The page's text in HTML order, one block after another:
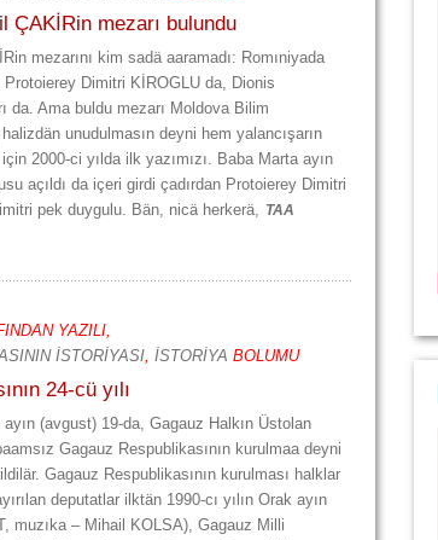
ÇAKİRin mezarı bulundu
mezarını kim sadä aaramadı: Romıniyada
Dimitri KİROGLU da, Dionis
da. Ama buldu mezarı Moldova Bilim
unudulmasın deyni hem yalancışarın
2000-ci yılda ilk yazımızı. Baba Marta ayın
açıldı da içeri girdi çadırdan Protoierey Dimitri
pek duygulu. Bän, nicä herkerä, TAA
YAZILI,
İSTORİYASI, İSTORİYA BOLUMU
24-cü yılı
ayın (avgust) 19-da, Gagauz Halkın Üstolan
Gagauz Respublikasının kurulmaa deyni
Gagauz Respublikasının kurulması halklar
deputatlar ilktän 1990-cı yılın Orak ayın
muzıka – Mihail KOLSA), Gagauz Milli